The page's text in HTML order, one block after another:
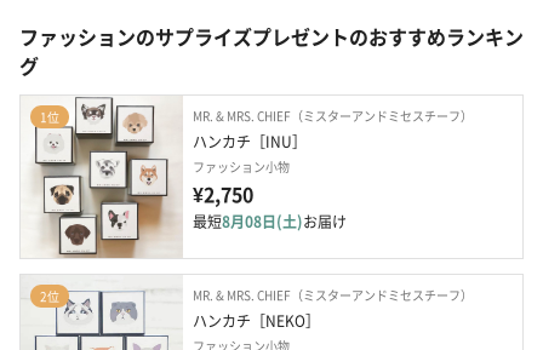
ファッションのサプライズプレゼントのおすすめランキン
グ
1位 MR. & MRS. CHIEF（ミスターアンドミセスチーフ）
ハンカチ［INU］
ファッション小物
¥2,750
最短8月08日(土)お届け
2位 MR. & MRS. CHIEF（ミスターアンドミセスチーフ）
ハンカチ［NEKO］
ファッション小物